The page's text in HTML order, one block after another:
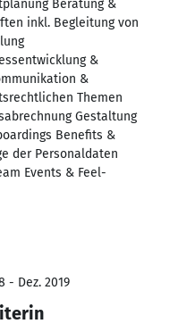
Beratung &
inkl. Begleitung von
&
&
Themen
Gestaltung
Benefits &
der Personaldaten
Events & Feel-
- Dez. 2019